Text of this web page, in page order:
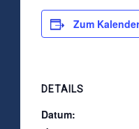
Zum
DETAILS
Datum: